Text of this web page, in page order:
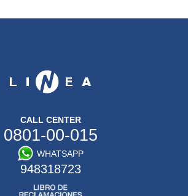
CALL CENTER
0801-00-015
WHATSAPP
948318723